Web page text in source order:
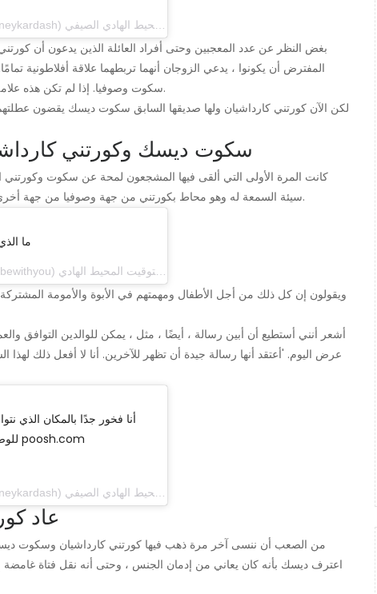
(kourtneykardash) في 27 مايو 2019 الساعة 5:22 مساءً بتوقيت المحيط الهادي الصيفي
بغض النظر عن عدد المعجبين وحتى أفراد العائلة الذين يدعون أن
المفترض أن يكونوا ، يدعي الزوجان أنهما تربطهما علاقة أفلاطونية
سكوت وصوفيا. إذا لم تكن هذه علامة على تجاوز شخص ما ، فنحن لسنا متأكدين مما هو.
لكن الآن كورتني كارداشيان ولها صديقها السابق سكوت ديسك يقضون
سكوت ديسك وكورتني
كانت المرة الأولى التي ألقى فيها المشجعون لمحة عن سكوت
سيئة السمعة له وهو محاط بكورتني من جهة وصوفيا من جهة أخرى. المشجعين لا أصدق كيف كان الجميع على ما يرام.
ما
'أشعر أنني أستطيع أن أبين رسالة ، أيضًا ، مثل ، يمكن للوالدين التوافق
عرض اليوم. 'أعتقد أنها رسالة جيدة أن تظهر للآخرين. أنا لا أفعل ذلك لهذا
أنا فخور جدًا بالمكان الذي
للوصول إلى هنا. فيديو عن أكبر تحدياتنا وما يناسبنا على poosh.com
(kourtneykardash) في 29 أبريل 2019 الساعة 1:23 مساءً بتوقيت المحيط الهادي الصيفي
عاد
اعترف ديسك بأنه كان يعاني من إدمان الجنس ، وحتى أنه نقل فتاة